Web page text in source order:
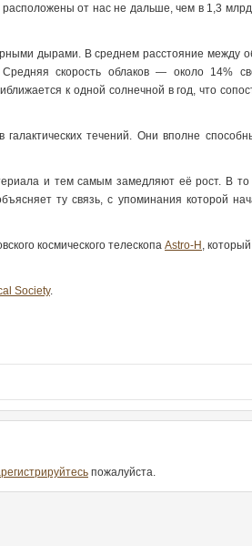
от нас не дальше, чем в 1,3
дырами. В среднем расстояние между
скорость облаков — около 14%
к одной солнечной в год, что
течений. Они вполне
и тем самым замедляют её рост. В
ту связь, с упоминания которой
космического телескопа Astro-H ,
Society.
пожалуйста.